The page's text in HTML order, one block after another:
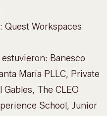
Quest Workspaces
Banesco
Maria PLLC, Private
The CLEO
School, Junior